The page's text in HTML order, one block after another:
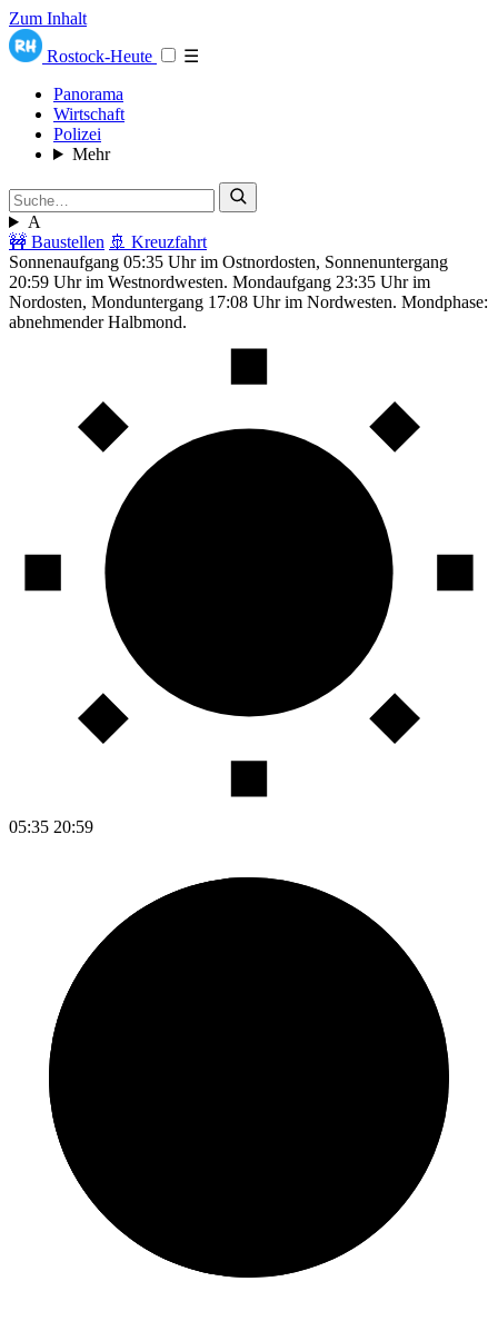
Zum Inhalt
Rostock-Heute
☰
Panorama
Wirtschaft
Polizei
Mehr
A
🚧 Baustellen 🚢 Kreuzfahrt
Sonnenaufgang 05:35 Uhr im Ostnordosten, Sonnenuntergang
20:59 Uhr im Westnordwesten. Mondaufgang 23:35 Uhr im
Nordosten, Monduntergang 17:08 Uhr im Nordwesten. Mondphase:
abnehmender Halbmond.
05:35 20:59